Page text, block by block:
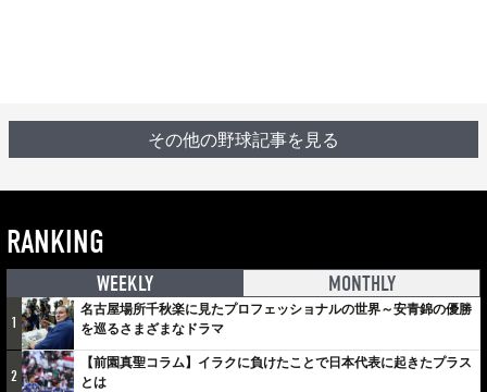
その他の野球記事を見る
RANKING
WEEKLY MONTHLY
1
名古屋場所千秋楽に見たプロフェッショナルの世界～安青錦の優勝
を巡るさまざまなドラマ
2
【前園真聖コラム】イラクに負けたことで日本代表に起きたプラス
とは